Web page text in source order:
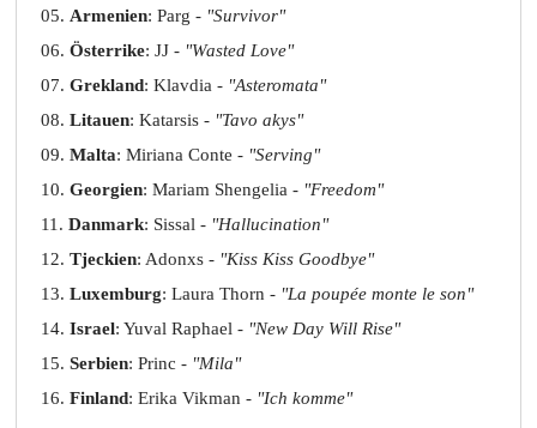
05. Armenien: Parg - "Survivor"
06. Österrike: JJ - "Wasted Love"
07. Grekland: Klavdia - "Asteromata"
08. Litauen: Katarsis - "Tavo akys"
09. Malta: Miriana Conte - "Serving"
10. Georgien: Mariam Shengelia - "Freedom"
11. Danmark: Sissal - "Hallucination"
12. Tjeckien: Adonxs - "Kiss Kiss Goodbye"
13. Luxemburg: Laura Thorn - "La poupée monte le son"
14. Israel: Yuval Raphael - "New Day Will Rise"
15. Serbien: Princ - "Mila"
16. Finland: Erika Vikman - "Ich komme"